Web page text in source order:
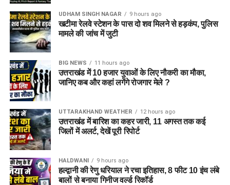
UDHAM SINGH NAGAR 9 hours ago
खटीमा रेलवे स्टेशन के पास दो शव मिलने से हड़कंप, पुलिस
मामले की जांच में जुटी
BIG NEWS 11 hours ago
उत्तराखंड में 10 हजार युवाओं के लिए नौकरी का मौका,
जानिए कब और कहां लगेंगे रोजगार मेले ?
UTTARAKHAND WEATHER 12 hours ago
उत्तराखंड में बारिश का कहर जारी, 11 अगस्त तक कई
जिलों में अलर्ट, देखें पूरी रिपोर्ट
HALDWANI 9 hours ago
हल्द्वानी की रेणु धरियाल ने रचा इतिहास, 8 फीट 10 इंच लंबे
बालों से बनाया गिनीज वर्ल्ड रिकॉर्ड